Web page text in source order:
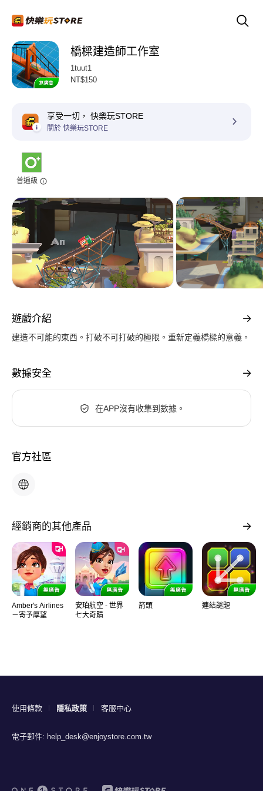
橋樑建造師工作室
1tuut1
NT$150
享受一切， 快樂玩STORE
關於 快樂玩STORE
普遍級
遊戲介紹
建造不可能的東西。打破不可打破的極限。重新定義橋樑的意義。
數據安全
在APP沒有收集到數據。
官方社區
經銷商的其他產品
Amber's Airlines
－寄予厚望
安珀航空 - 世界
七大奇蹟
箭頭 連結謎題
使用條款 隱私政策 客服中心
電子郵件: help_desk@enjoystore.com.tw